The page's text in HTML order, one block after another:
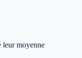
leur moyenne